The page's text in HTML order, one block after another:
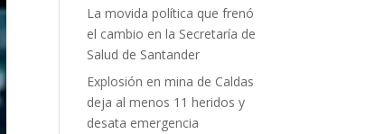
La movida política que frenó
el cambio en la Secretaría de
Salud de Santander
Explosión en mina de Caldas
deja al menos 11 heridos y
desata emergencia